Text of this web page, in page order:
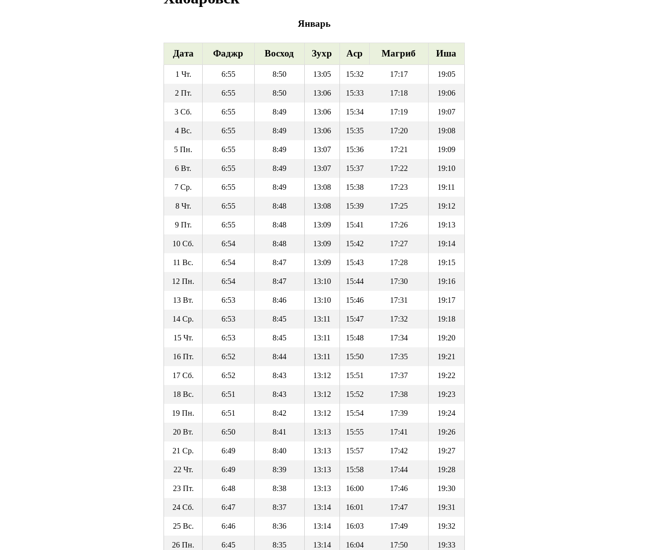
Январь
Дата Фаджр Восход Зухр Аср Магриб Иша
1 Чт. 6:55 8:50 13:05 15:32 17:17 19:05
2 Пт. 6:55 8:50 13:06 15:33 17:18 19:06
3 Сб. 6:55 8:49 13:06 15:34 17:19 19:07
4 Вс. 6:55 8:49 13:06 15:35 17:20 19:08
5 Пн. 6:55 8:49 13:07 15:36 17:21 19:09
6 Вт. 6:55 8:49 13:07 15:37 17:22 19:10
7 Ср. 6:55 8:49 13:08 15:38 17:23 19:11
8 Чт. 6:55 8:48 13:08 15:39 17:25 19:12
9 Пт. 6:55 8:48 13:09 15:41 17:26 19:13
10 Сб. 6:54 8:48 13:09 15:42 17:27 19:14
11 Вс. 6:54 8:47 13:09 15:43 17:28 19:15
12 Пн. 6:54 8:47 13:10 15:44 17:30 19:16
13 Вт. 6:53 8:46 13:10 15:46 17:31 19:17
14 Ср. 6:53 8:45 13:11 15:47 17:32 19:18
15 Чт. 6:53 8:45 13:11 15:48 17:34 19:20
16 Пт. 6:52 8:44 13:11 15:50 17:35 19:21
17 Сб. 6:52 8:43 13:12 15:51 17:37 19:22
18 Вс. 6:51 8:43 13:12 15:52 17:38 19:23
19 Пн. 6:51 8:42 13:12 15:54 17:39 19:24
20 Вт. 6:50 8:41 13:13 15:55 17:41 19:26
21 Ср. 6:49 8:40 13:13 15:57 17:42 19:27
22 Чт. 6:49 8:39 13:13 15:58 17:44 19:28
23 Пт. 6:48 8:38 13:13 16:00 17:46 19:30
24 Сб. 6:47 8:37 13:14 16:01 17:47 19:31
25 Вс. 6:46 8:36 13:14 16:03 17:49 19:32
26 Пн. 6:45 8:35 13:14 16:04 17:50 19:33